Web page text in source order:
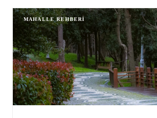
MAHALLE REHBERI